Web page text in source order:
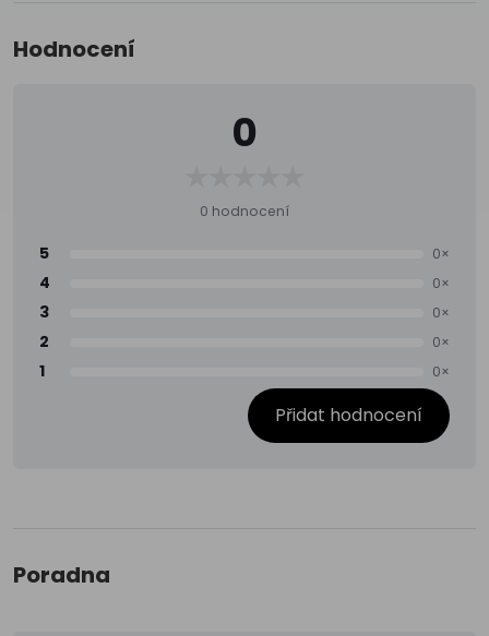
Hodnocení
0
0 hodnocení
5 0×
4 0×
3 0×
2 0×
1 0×
Přidat hodnocení
Poradna